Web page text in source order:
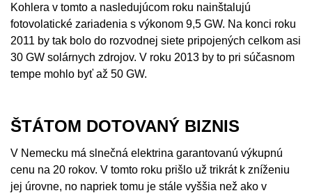
Kohlera v tomto a nasledujúcom roku nainštalujú
fotovolatické zariadenia s výkonom 9,5 GW. Na konci roku
2011 by tak bolo do rozvodnej siete pripojených celkom asi
30 GW solárnych zdrojov. V roku 2013 by to pri súčasnom
tempe mohlo byť až 50 GW.
ŠTÁTOM DOTOVANÝ BIZNIS
V Nemecku má slnečná elektrina garantovanú výkupnú
cenu na 20 rokov. V tomto roku prišlo už trikrát k zníženiu
jej úrovne, no napriek tomu je stále vyššia než ako v